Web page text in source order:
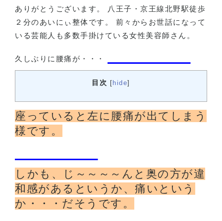
ありがとうございます。 八王子・京王線北野駅徒歩
２分のあいにぃ整体です。 前々からお世話になって
いる芸能人も多数手掛けている女性美容師さん。
久しぶりに腰痛が・・・
目次 [hide]
座っていると左に腰痛が出てしまう
様です。
しかも、じ～～～～んと奥の方が違
和感があるというか、痛いという
か・・・だそうです。